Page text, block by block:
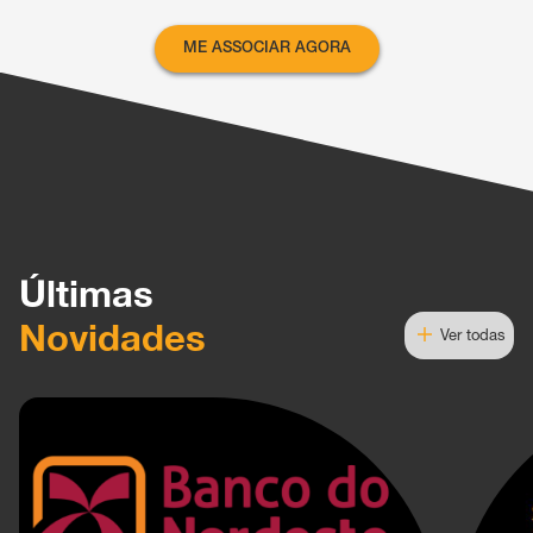
ME ASSOCIAR AGORA
Últimas
Novidades
Ver todas